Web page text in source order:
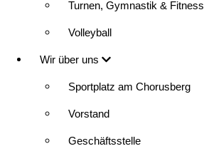
Turnen, Gymnastik & Fitness
Volleyball
Wir über uns
Sportplatz am Chorusberg
Vorstand
Geschäftsstelle